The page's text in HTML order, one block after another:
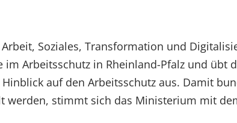
Soziales, Transformation und
im Arbeitsschutz in Rheinland-Pfalz und übt
auf den Arbeitsschutz aus. Damit
werden, stimmt sich das Ministerium mit